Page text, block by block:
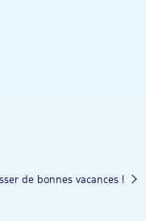
de bonnes vacances !